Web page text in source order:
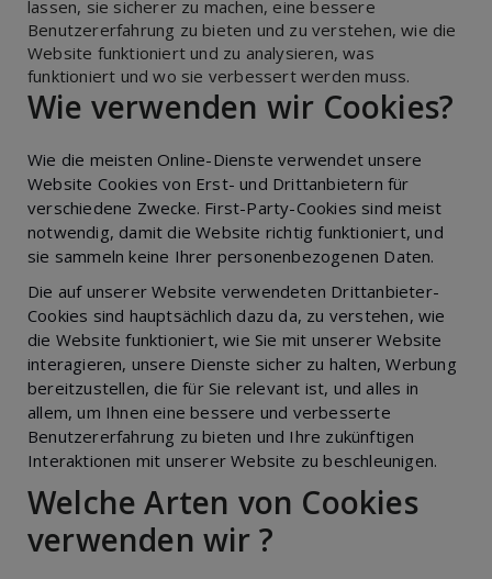
lassen, sie sicherer zu machen, eine bessere
Benutzererfahrung zu bieten und zu verstehen, wie die
Website funktioniert und zu analysieren, was
funktioniert und wo sie verbessert werden muss.
Wie verwenden wir Cookies?
Wie die meisten Online-Dienste verwendet unsere
Website Cookies von Erst- und Drittanbietern für
verschiedene Zwecke. First-Party-Cookies sind meist
notwendig, damit die Website richtig funktioniert, und
sie sammeln keine Ihrer personenbezogenen Daten.
Die auf unserer Website verwendeten Drittanbieter-
Cookies sind hauptsächlich dazu da, zu verstehen, wie
die Website funktioniert, wie Sie mit unserer Website
interagieren, unsere Dienste sicher zu halten, Werbung
bereitzustellen, die für Sie relevant ist, und alles in
allem, um Ihnen eine bessere und verbesserte
Benutzererfahrung zu bieten und Ihre zukünftigen
Interaktionen mit unserer Website zu beschleunigen.
Welche Arten von Cookies
verwenden wir ?